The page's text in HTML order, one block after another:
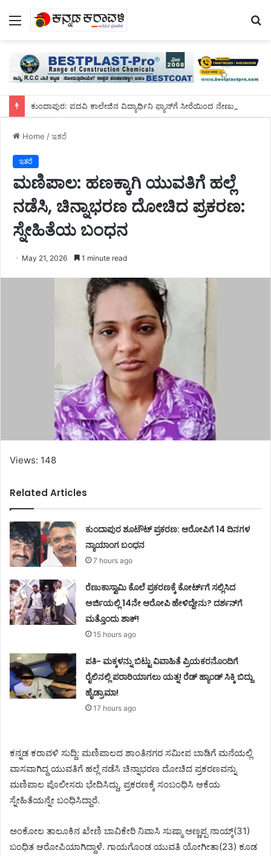
Menu
Home /ಇತರೆ
ಇತರೆ
ಮಣಿಪಾಲ: ಹಣಕ್ಕಾಗಿ ಯುವತಿಗೆ ಹಲ್ಲೆ
ನಡೆಸಿ, ಚಿನ್ನಾಭರಣ ದೋಚಿದ ಪ್ರಕರಣ:
ಸ್ನೇಹಿತೆಯ ಬಂಧನ
May 21, 2026 1 minute read
Views: 148
Related Articles
ಕುಂದಾಪುರ ಶೂಟೌಟ್ ಪ್ರಕರಣ: ಆರೋಪಿಗೆ 14 ದಿನಗಳ
ನ್ಯಾಯಾಂಗ ಬಂಧನ
7 hours ago
ರೆಣುಕಾಸ್ವಾಮಿ ಕೊಲೆ ಪ್ರಕರಣಕ್ಕೆ ಕೋರ್ಟ್‌ಗೆ ಸಲ್ಲಿಸಿದ
ಅರ್ಜಿಯಲ್ಲಿ 14ನೇ ಆರೋಪಿ ಹೇಳಿದ್ದೇನು? ದರ್ಶನ್‌ಗೆ
ಮತ್ತೊಂದು ಶಾಕ್!
15 hours ago
ಪತಿ- ಮಕ್ಕಳನ್ನು ಬಿಟ್ಟು ವಿವಾಹಿತೆ ಪ್ರಿಯಕರನೊಂದಿಗೆ
ರೈಲಿನಲ್ಲಿ ಪರಾರಿಯಾಗಲು ಯತ್ನ! ರೆಡ್ ಹ್ಯಾಂಡ್ ಸಿಕ್ಕಿ ಬಿದ್ದು
ಹೈಡ್ರಾಮಾ!
17 hours ago
ಕನ್ನಡ ಕರಾವಳಿ ಸುದ್ದಿ: ಮಣಿಪಾಲದ ಶಾಂತಿನಗರ ಸಮೀಪ ಬಾಡಿಗೆ ಮನೆಯಲ್ಲಿ
ವಾಸವಾಗಿದ್ದ ಯುವತಿಗೆ ಹಲ್ಲೆ ನಡೆಸಿ ಚಿನ್ನಾಭರಣ ದೋಚಿದ ಪ್ರಕರಣವನ್ನು
ಮಣಿಪಾಲ ಪೊಲೀಸರು ಭೇದಿಸಿದ್ದು, ಪ್ರಕರಣಕ್ಕೆ ಸಂಬಂಧಿಸಿ ಆಕೆಯ
ಸ್ನೇಹಿತೆಯನ್ನೇ ಬಂಧಿಸಿದ್ದಾರೆ.
ಅಂಕೋಲ ತಾಲೂಕಿನ ಖೇಣಿ ಬಾವಿಕೇರಿ ನಿವಾಸಿ ಸುಷ್ಮಾ ಅಣ್ಣಪ್ಪ ನಾಯ್ಕ್(31)
ಬಂಧಿತ ಆರೋಪಿಯಾಗಿದ್ದಾಳೆ. ಗಾಯಗೊಂಡ ಯುವತಿ ಯೋಗೀತಾ(23) ಕೂಡ